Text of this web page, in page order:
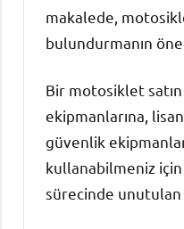
makalede,
bulundurmanın
Bir motosiklet satın
ekipmanlarına,
güvenlik
kullanabilmeniz
sürecinde unutulan